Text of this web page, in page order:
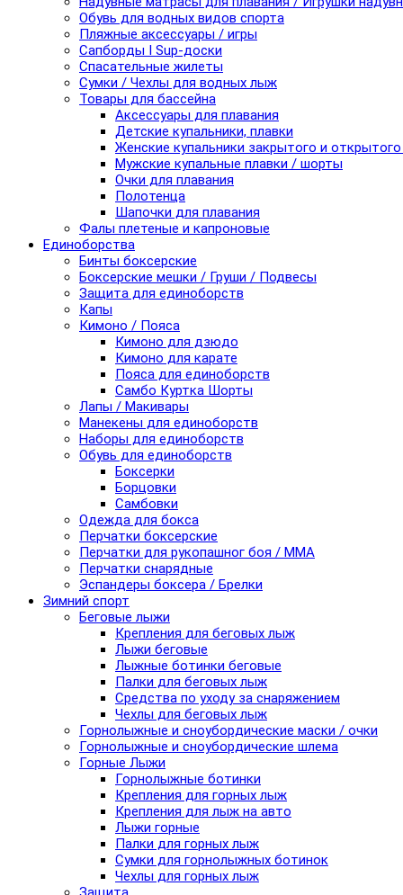
Обувь для водных видов спорта
Пляжные аксессуары / игры
Сапборды I Sup-доски
Спасательные жилеты
Сумки / Чехлы для водных лыж
Товары для бассейна
Аксессуары для плавания
Детские купальники, плавки
Женские купальники закрытого и
Мужские купальные плавки / шорты
Очки для плавания
Полотенца
Шапочки для плавания
Фалы плетеные и капроновые
Единоборства
Бинты боксерские
Боксерские мешки / Груши / Подвесы
Защита для единоборств
Капы
Кимоно / Пояса
Кимоно для дзюдо
Кимоно для карате
Пояса для единоборств
Самбо Куртка Шорты
Лапы / Макивары
Манекены для единоборств
Наборы для единоборств
Обувь для единоборств
Боксерки
Борцовки
Самбовки
Одежда для бокса
Перчатки боксерские
Перчатки для рукопашног боя / ММА
Перчатки снарядные
Эспандеры боксера / Брелки
Зимний спорт
Беговые лыжи
Крепления для беговых лыж
Лыжи беговые
Лыжные ботинки беговые
Палки для беговых лыж
Средства по уходу за снаряжением
Чехлы для беговых лыж
Горнолыжные и сноубордические маски / очки
Горнолыжные и сноубордические шлема
Горные Лыжи
Горнолыжные ботинки
Крепления для горных лыж
Крепления для лыж на авто
Лыжи горные
Палки для горных лыж
Сумки для горнолыжных ботинок
Чехлы для горных лыж